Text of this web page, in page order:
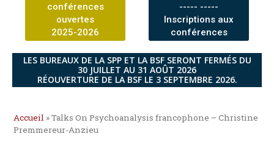
conférences
ouvertes
2025-2026
----- -----
Inscriptions aux
conférences
LES BUREAUX DE LA SPP ET LA BSF SERONT FERMÉS DU
30 JUILLET AU 31 AOÛT 2026
RÉOUVERTURE DE LA BSF LE 3 SEPTEMBRE 2026.
Accueil »Talks On Psychoanalysis francophone – Christine
Premmereur-Anzieu